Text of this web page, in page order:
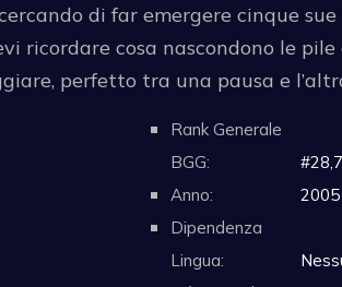
di far emergere cinque
ricordare cosa nascondono le
perfetto tra una pausa e
Rank Generale
BGG:
Anno:
2005
Dipendenza
Lingua: